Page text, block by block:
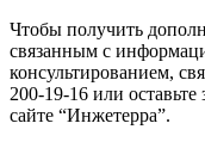
Чтобы получить
связанным с
консультированием,
200-19-16 или
сайте “Инжетерра”.